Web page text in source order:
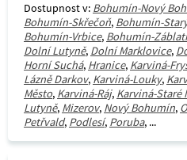
Dostupnost v: Bohumín-Nový
Bohumín-Skřečoň, Bohumín-
Bohumín-Vrbice, Bohumín-Záblatí
Dolní Lutyně, Dolní Marklovice,
Horní Suchá, Hranice, Karviná-
Lázně Darkov, Karviná-Louky,
Město, Karviná-Ráj, Karviná-Staré
Lutyně, Mizerov, Nový Bohumín,
Petřvald, Podlesí, Poruba, ...